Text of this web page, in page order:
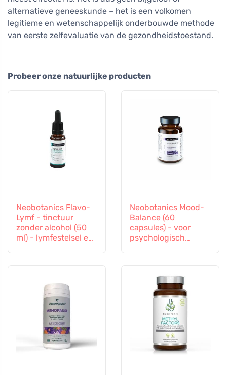
alternatieve geneeskunde – het is een volkomen
legitieme en wetenschappelijk onderbouwde methode
van eerste zelfevaluatie van de gezondheidstoestand.
Probeer onze natuurlijke producten
Neobotanics Flavo-
Lymf - tinctuur
zonder alcohol (50
ml) - lymfestelsel en
Neobotanics Mood-
Balance (60
capsules) - voor
psychologisch